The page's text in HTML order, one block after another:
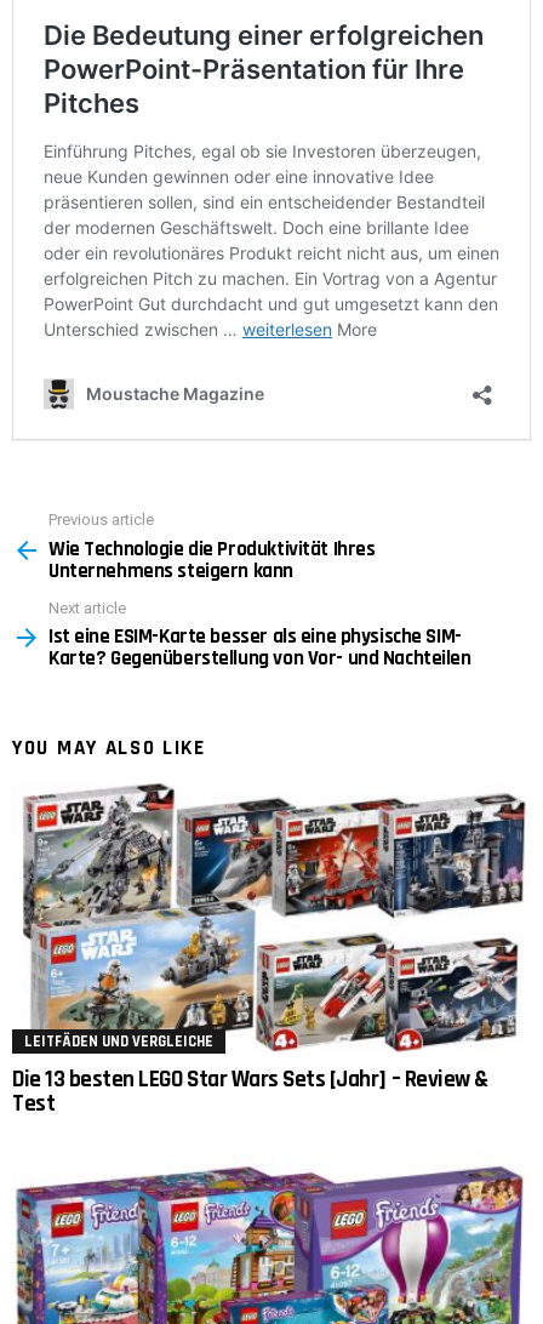
more
Previous article
Wie Technologie die Produktivität Ihres
Unternehmens steigern kann
Next article
Ist eine ESIM-Karte besser als eine physische SIM-
Karte? Gegenüberstellung von Vor- und Nachteilen
YOU MAY ALSO LIKE
LEITFÄDEN UND VERGLEICHE
Die 13 besten LEGO Star Wars Sets [Jahr] – Review &
Test